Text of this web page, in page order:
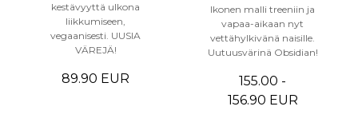
kestävyyttä ulkona
liikkumiseen,
vegaanisesti. UUSIA
VÄREJÄ!
89.90 EUR
Ikonen malli treeniin ja
vapaa-aikaan nyt
vettähylkivänä naisille.
Uutuusvärinä Obsidian!
155.00 -
156.90 EUR